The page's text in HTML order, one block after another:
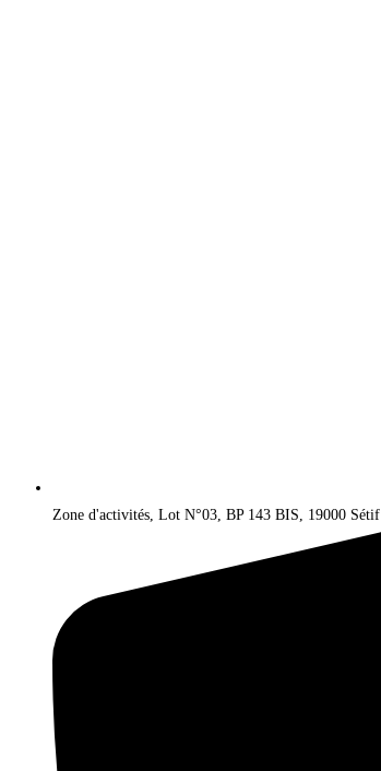
Zone d'activités, Lot N°03, BP 143 BIS, 19000 Sétif